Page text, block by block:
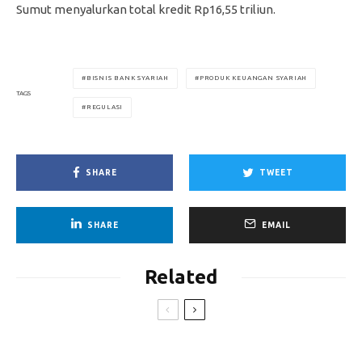
Sumut menyalurkan total kredit Rp16,55 triliun.
TAGS
BISNIS BANK SYARIAH PRODUK KEUANGAN SYARIAH
REGULASI
SHARE TWEET
SHARE EMAIL
Related